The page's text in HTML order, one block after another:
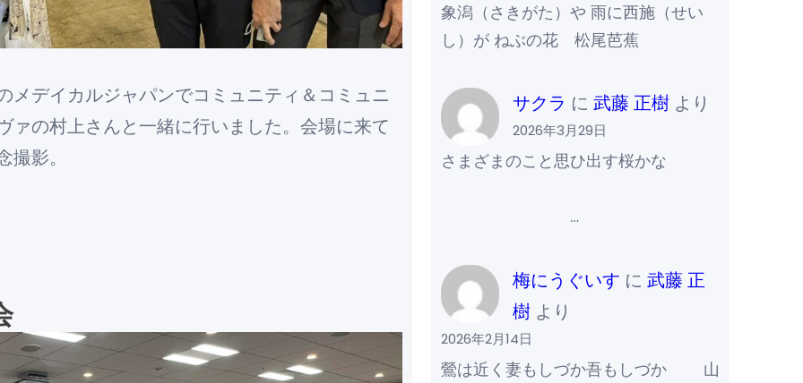
メデイカルジャパンでコミュニティ＆コミュニ
ァの村上さんと一緒に行いました。会場に来て
影。
象潟（さきがた）や 雨に西施（せい
し）が ねぶの花 松尾芭蕉
サクラ に 武藤 正樹より
2026年3月29日
さまざまのこと思ひ出す桜かな
…
梅にうぐいす に 武藤 正
樹より
2026年2月14日
鶯は近く妻もしづか吾もしづか 山